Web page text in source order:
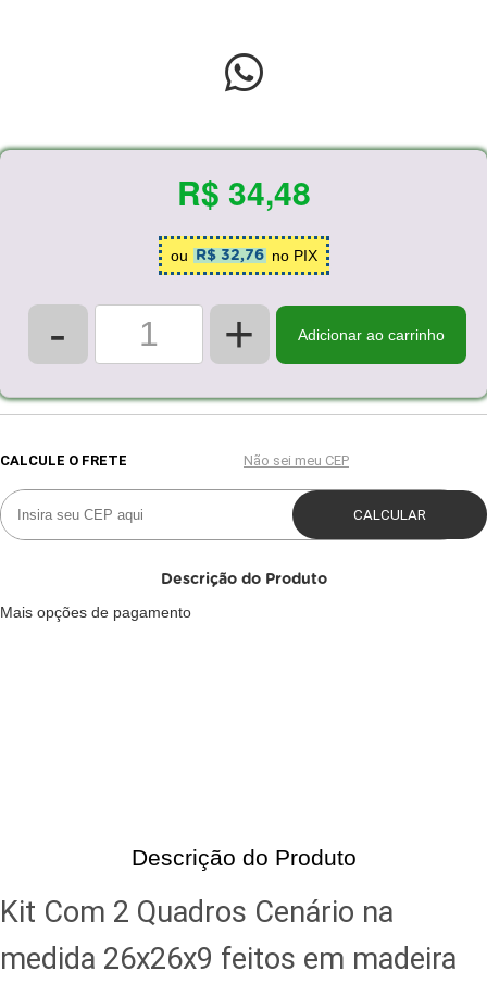
R$ 34,48
ou R$ 32,76 no PIX
- + Adicionar ao carrinho
Descrição do Produto
Mais opções de pagamento
Descrição do Produto
Kit Com 2 Quadros Cenário na
medida 26x26x9 feitos em madeira